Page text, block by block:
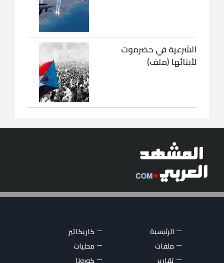
الشرعية في حضرموت
لأبنائها (ملف)
الرئيسية
كاريكاتير
ملفات
محليات